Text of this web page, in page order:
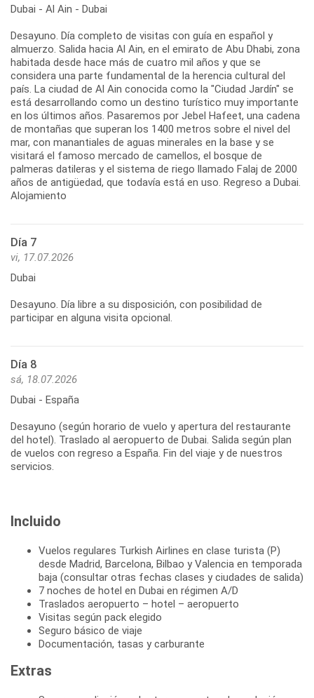
Dubai - Al Ain - Dubai
Desayuno. Día completo de visitas con guía en español y
almuerzo. Salida hacia Al Ain, en el emirato de Abu Dhabi, zona
habitada desde hace más de cuatro mil años y que se
considera una parte fundamental de la herencia cultural del
país. La ciudad de Al Ain conocida como la "Ciudad Jardín" se
está desarrollando como un destino turístico muy importante
en los últimos años. Pasaremos por Jebel Hafeet, una cadena
de montañas que superan los 1400 metros sobre el nivel del
mar, con manantiales de aguas minerales en la base y se
visitará el famoso mercado de camellos, el bosque de
palmeras datileras y el sistema de riego llamado Falaj de 2000
años de antigüedad, que todavía está en uso. Regreso a Dubai.
Alojamiento
Día 7
vi, 17.07.2026
Dubai
Desayuno. Día libre a su disposición, con posibilidad de
Día 8
sá, 18.07.2026
Dubai - España
Desayuno (según horario de vuelo y apertura del restaurante
del hotel). Traslado al aeropuerto de Dubai. Salida según plan
de vuelos con regreso a España. Fin del viaje y de nuestros
servicios.
Incluido
Vuelos regulares Turkish Airlines en clase turista (P)
desde Madrid, Barcelona, Bilbao y Valencia en temporada
baja (consultar otras fechas clases y ciudades de salida)
7 noches de hotel en Dubai en régimen A/D
Traslados aeropuerto – hotel – aeropuerto
Visitas según pack elegido
Seguro básico de viaje
Documentación, tasas y carburante
Extras